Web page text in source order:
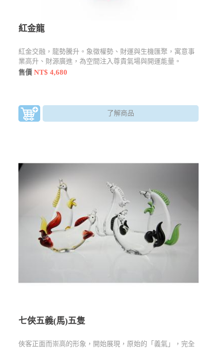
紅金龍
紅金交融，龍勢騰升。象徵權勢、財運與生機匯聚，寓意事
業高升、財源廣進，為空間注入尊貴氣場與開運能量。
售價NT$ 4,680
了解商品
七俠五義(馬)五隻
俠客正面而崇高的形象，開始展現，原始的「義氣」，完全